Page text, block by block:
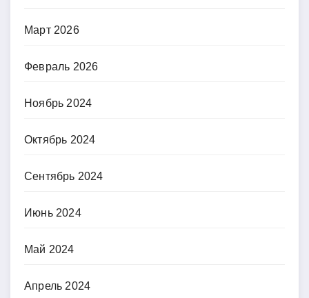
Март 2026
Февраль 2026
Ноябрь 2024
Октябрь 2024
Сентябрь 2024
Июнь 2024
Май 2024
Апрель 2024